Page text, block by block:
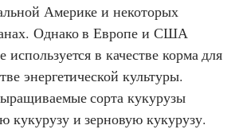
Америке и некоторых
Однако в Европе и США
используется в качестве корма для
энергетической культуры.
сорта кукурузы
кукурузу и зерновую кукурузу.